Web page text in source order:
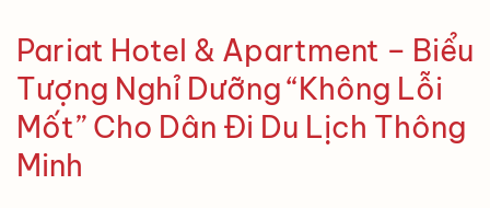
Pariat Hotel & Apartment – Biểu
Tượng Nghỉ Dưỡng “Không Lỗi
Mốt” Cho Dân Đi Du Lịch Thông
Minh